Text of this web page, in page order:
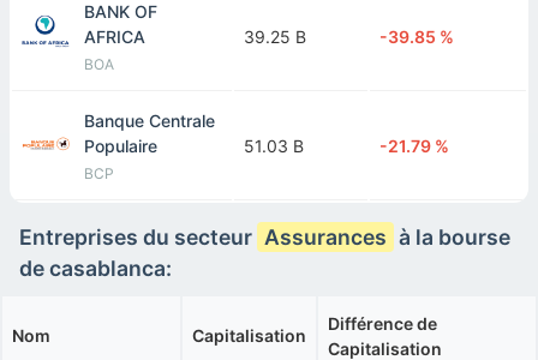
BANK OF
AFRICA
BOA
39.25 B -39.85 %
Banque Centrale
Populaire
BCP
51.03 B -21.79 %
Entreprises du secteur Assurances à la bourse
de casablanca:
Nom Capitalisation
Différence de
Capitalisation